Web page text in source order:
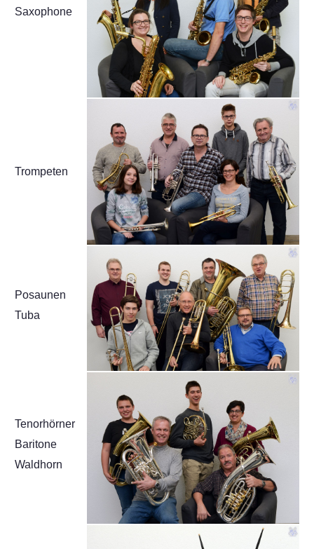
Saxophone
Trompeten
Posaunen
Tuba
Tenorhörner
Baritone
Waldhorn